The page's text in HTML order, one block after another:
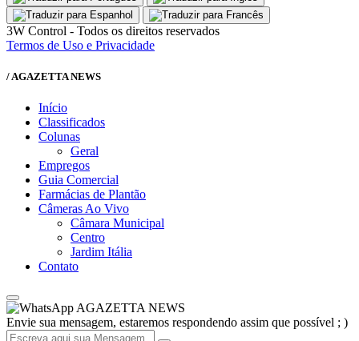
3W Control - Todos os direitos reservados
Termos de Uso e Privacidade
/ AGAZETTA NEWS
Início
Classificados
Colunas
Geral
Empregos
Guia Comercial
Farmácias de Plantão
Câmeras Ao Vivo
Câmara Municipal
Centro
Jardim Itália
Contato
AGAZETTA NEWS
Envie sua mensagem, estaremos respondendo assim que possível ; )